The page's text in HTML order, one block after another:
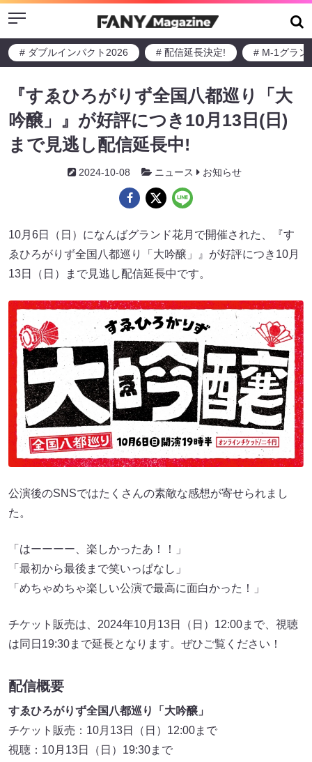
Menu
# ダブルインパクト2026 # 配信延長決定! # M-1グラン
『すゑひろがりず全国八都巡り「大
吟醸」』が好評につき10月13日(日)
まで見逃し配信延長中!
2024-10-08 ニュース お知らせ
10月6日（日）になんばグランド花月で開催された、『す
ゑひろがりず全国八都巡り「大吟醸」』が好評につき10月
13日（日）まで見逃し配信延長中です。
公演後のSNSではたくさんの素敵な感想が寄せられまし
た。
「はーーーー、楽しかったあ！！」
「最初から最後まで笑いっぱなし」
「めちゃめちゃ楽しい公演で最高に面白かった！」
チケット販売は、2024年10月13日（日）12:00まで、視聴
は同日19:30まで延長となります。ぜひご覧ください！
配信概要
すゑひろがりず全国八都巡り「大吟醸」
チケット販売：10月13日（日）12:00まで
視聴：10月13日（日）19:30まで